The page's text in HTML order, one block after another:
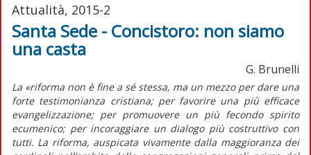
Attualità, 2015-2
Santa Sede - Concistoro: non siamo
una casta
G. Brunelli
La «riforma non è fine a sé stessa, ma un mezzo per dare una
forte testimonianza cristiana; per favorire una più efficace
evangelizzazione; per promuovere un più fecondo spirito
ecumenico; per incoraggiare un dialogo più costruttivo con
tutti. La riforma, auspicata vivamente dalla maggioranza dei